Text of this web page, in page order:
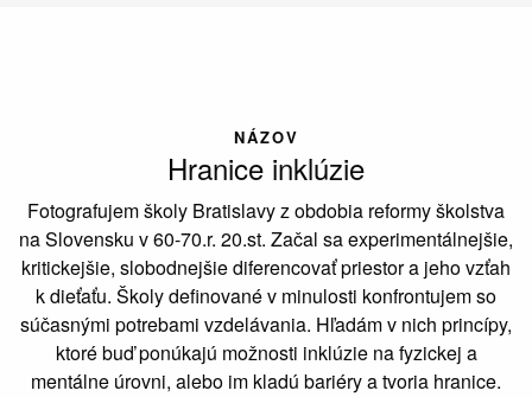
NÁZOV
Hranice inklúzie
Fotografujem školy Bratislavy z obdobia reformy školstva
na Slovensku v 60-70.r. 20.st. Začal sa experimentálnejšie,
kritickejšie, slobodnejšie diferencovať priestor a jeho vzťah
k dieťaťu. Školy definované v minulosti konfrontujem so
súčasnými potrebami vzdelávania. Hľadám v nich princípy,
ktoré buď ponúkajú možnosti inklúzie na fyzickej a
mentálne úrovni, alebo im kladú bariéry a tvoria hranice.